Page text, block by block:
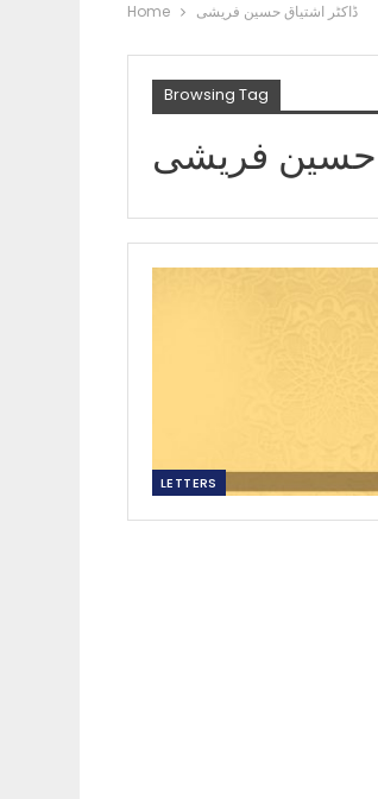
Home ڈاکٹر اشتیاق حسین فریشی
Browsing Tag
حسین فریشی
LETTERS